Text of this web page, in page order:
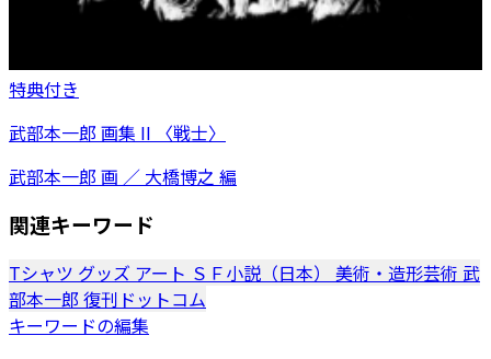
特典付き
武部本一郎 画集 II 〈戦士〉
武部本一郎 画 ／ 大橋博之 編
関連キーワード
Tシャツ グッズ アート ＳＦ小説（日本） 美術・造形芸術 武
部本一郎 復刊ドットコム
キーワードの編集